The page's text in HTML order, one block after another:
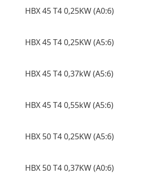
HBX 45 T4 0,25KW (A0:6)
HBX 45 T4 0,25KW (A5:6)
HBX 45 T4 0,37kW (A5:6)
HBX 45 T4 0,55kW (A5:6)
HBX 50 T4 0,25KW (A5:6)
HBX 50 T4 0,37KW (A0:6)